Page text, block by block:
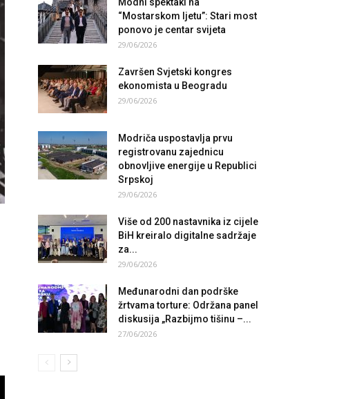
“Mostarskom ljetu”: Stari most
ponovo je centar svijeta
29/06/2026
Završen Svjetski kongres
ekonomista u Beogradu
29/06/2026
Modriča uspostavlja prvu
registrovanu zajednicu
obnovljive energije u Republici
Srpskoj
29/06/2026
Više od 200 nastavnika iz cijele
BiH kreiralo digitalne sadržaje
za...
29/06/2026
Međunarodni dan podrške
žrtvama torture: Održana panel
diskusija „Razbijmo tišinu –...
27/06/2026